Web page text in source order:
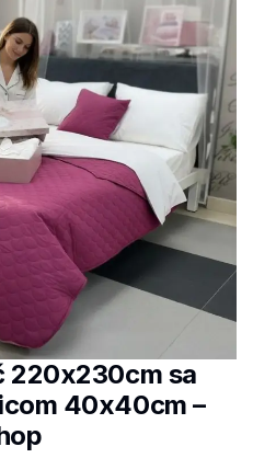
220x230cm sa
40x40cm –